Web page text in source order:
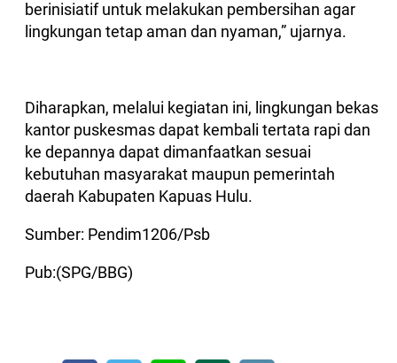
berinisiatif untuk melakukan pembersihan agar
lingkungan tetap aman dan nyaman,” ujarnya.
Diharapkan, melalui kegiatan ini, lingkungan bekas
kantor puskesmas dapat kembali tertata rapi dan
ke depannya dapat dimanfaatkan sesuai
kebutuhan masyarakat maupun pemerintah
daerah Kabupaten Kapuas Hulu.
Sumber: Pendim1206/Psb
Pub:(SPG/BBG)